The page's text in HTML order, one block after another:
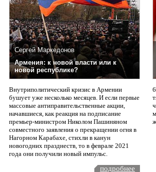
Сергей Маркедонов
Армения: к новой власти или к
новой республике?
Внутриполитический кризис в Армении
бушует уже несколько месяцев. И если первые
массовые антиправительственные акции,
начавшиеся, как реакция на подписание
премьер-министром Николом Пашиняном
совместного заявления о прекращении огня в
Нагорном Карабахе, стихли в канун
новогодних празднеств, то в феврале 2021
года они получили новый импульс.
подробнее